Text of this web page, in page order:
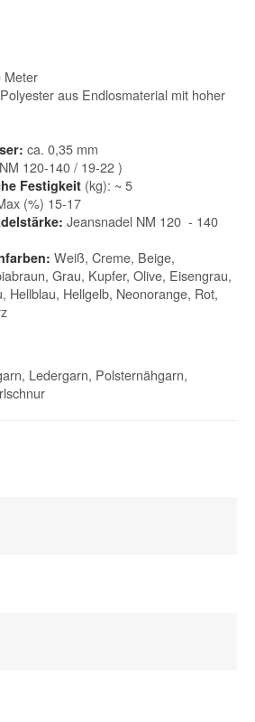
Meter
aus Endlosmaterial mit hoher
ca. 0,35 mm
120-140 / 19-22 )
Festigkeit (kg): ~ 5
(%) 15-17
Jeansnadel NM 120 - 140
Weiß, Creme, Beige,
Grau, Kupfer, Olive, Eisengrau,
Hellblau, Hellgelb, Neonorange, Rot,
Ledergarn, Polsternähgarn,